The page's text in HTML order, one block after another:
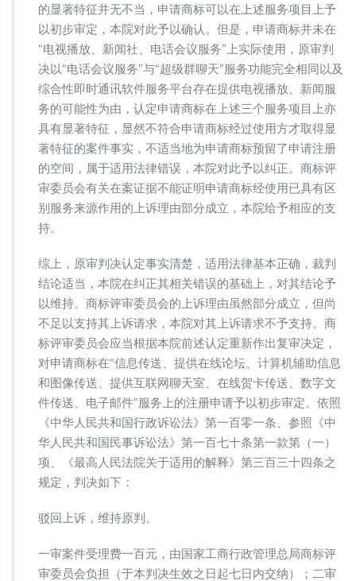
的显著特征并无不当，申请商标可以在上述服务项目上予
以初步审定，本院对此予以确认。但是，申请商标并未在
“电视播放、新闻社、电话会议服务”上实际使用，原审判
决以“电话会议服务”与“超级群聊天”服务功能完全相同以及
综合性即时通讯软件服务平台存在提供电视播放、新闻服
务的可能性为由，认定申请商标在上述三个服务项目上亦
具有显著特征，显然不符合申请商标经过使用方才取得显
著特征的案件事实，不适当地为申请商标预留了申请注册
的空间，属于适用法律错误，本院对此予以纠正。商标评
审委员会有关在案证据不能证明申请商标经使用已具有区
别服务来源作用的上诉理由部分成立，本院给予相应的支
持。
综上，原审判决认定事实清楚，适用法律基本正确，裁判
结论适当，本院在纠正其相关错误的基础上，对其结论予
以维持。商标评审委员会的上诉理由虽然部分成立，但尚
不足以支持其上诉请求，本院对其上诉请求不予支持。商
标评审委员会应当根据本院前述认定重新作出复审决定，
对申请商标在“信息传送、提供在线论坛、计算机辅助信息
和图像传送、提供互联网聊天室、在线贺卡传送、数字文
件传送、电子邮件”服务上的注册申请予以初步审定。依照
《中华人民共和国行政诉讼法》第一百零一条、参照《中
华人民共和国民事诉讼法》第一百七十条第一款第（一）
项、《最高人民法院关于适用的解释》第三百三十四条之
规定，判决如下：
驳回上诉，维持原判。
一审案件受理费一百元，由国家工商行政管理总局商标评
审委员会负担（于本判决生效之日起七日内交纳）；二审